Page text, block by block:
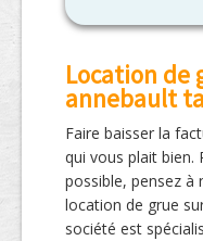
Location de
annebault
Faire baisser la
qui vous plait bien.
possible, pensez à
location de grue
société est